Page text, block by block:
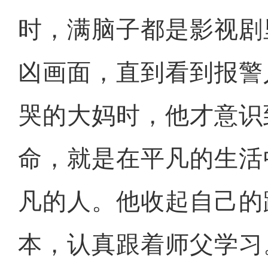
时，满脑子都是影视
凶画面，直到看到报
哭的大妈时，他才意
命，就是在平凡的生
凡的人。他收起自己
本，认真跟着师父学